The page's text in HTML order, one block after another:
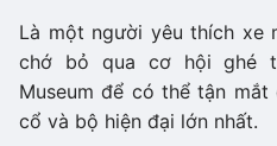
Là một người yêu thích xe
chớ bỏ qua cơ hội ghé
Museum để có thể tận
cổ và bộ hiện đại lớn nhất.